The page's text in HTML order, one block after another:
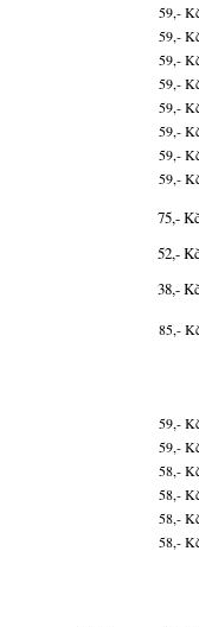
59,-
59,-
59,-
59,-
59,-
59,-
59,-
59,-
75,-
52,-
38,-
85,-
59,-
59,-
58,-
58,-
58,-
58,-